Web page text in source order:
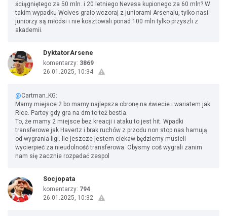
ściągniętego za 50 mln. i 20 letniego Nevesa kupionego za 60 mln? W
takim wypadku Wolves grało wczoraj z juniorami Arsenalu, tylko nasi
juniorzy są młodsi i nie kosztowali ponad 100 mln tylko przyszli z
akademii.
DyktatorArsene
komentarzy: 3869
26.01.2025, 10:34
@Cartman_KG:
Mamy miejsce 2 bo mamy najlepsza obronę na świecie i wariatem jak
Rice. Partey gdy gra na dm to też bestia.
To, że mamy 2 miejsce bez kreacji i ataku to jest hit. Wpadki
transferowe jak Havertz i brak ruchów z przodu non stop nas hamują
od wygrania ligi. Ile jeszcze jestem ciekaw będziemy musieli
wycierpieć za nieudolność transferowa. Obysmy coś wygrali zanim
nam się zacznie rozpadać zespol
Socjopata
komentarzy: 794
26.01.2025, 10:32